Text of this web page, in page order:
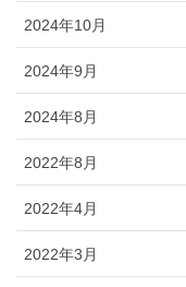
2024年10月
2024年9月
2024年8月
2022年8月
2022年4月
2022年3月